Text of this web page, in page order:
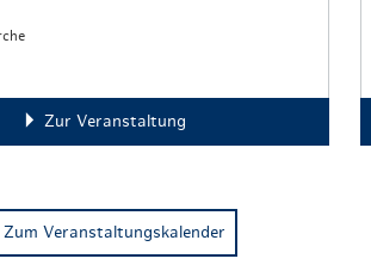
Zur Veranstaltung
Zum Veranstaltungskalender